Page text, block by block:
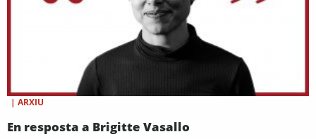
| ARXIU
En resposta a Brigitte Vasallo